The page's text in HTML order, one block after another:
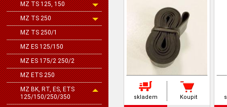
MZ TS 125, 150
MZ TS 250
MZ TS 250/1
MZ ES 125/150
MZ ES 175/2 250/2
MZ ETS 250
MZ BK, RT, ES, ETS
125/150/250/350
skladem Koupit